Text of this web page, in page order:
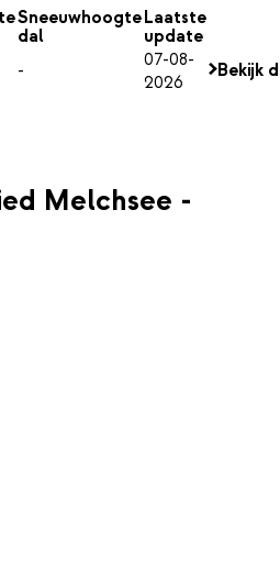
Sneeuwhoogte
dal
Laatste
update
-
07-08-
2026
Bekijk
Melchsee -